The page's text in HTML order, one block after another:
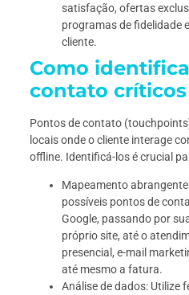
satisfação, ofertas
programas de fidelidade
cliente.
Como
contato
Pontos de contato
locais onde o cliente interage
offline. Identificá-los é crucial
Mapeamento
possíveis pontos de
Google, passando por
próprio site, até o
presencial, e-mail
até mesmo a fatura.
Análise de dados: Utilize